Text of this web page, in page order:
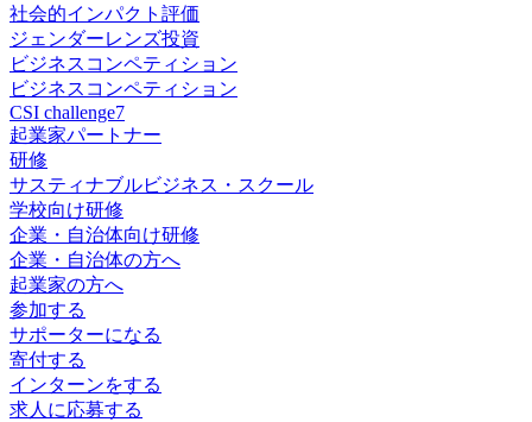
社会的インパクト評価
ジェンダーレンズ投資
ビジネスコンペティション
ビジネスコンペティション
CSI challenge7
起業家パートナー
研修
サスティナブルビジネス・スクール
学校向け研修
企業・自治体向け研修
企業・自治体の方へ
起業家の方へ
参加する
サポーターになる
寄付する
インターンをする
求人に応募する